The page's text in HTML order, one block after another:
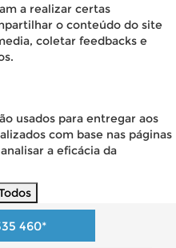
a realizar certas
o conteúdo do site
coletar feedbacks e
usados para entregar aos
com base nas páginas
a eficácia da
460*